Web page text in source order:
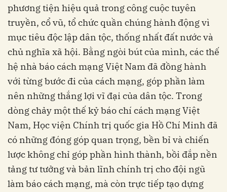
phương tiện hiệu quả trong công cuộc tuyên
truyền, cổ vũ, tổ chức quần chúng hành động vì
mục tiêu độc lập dân tộc, thống nhất đất nước và
chủ nghĩa xã hội. Bằng ngòi bút của mình, các thế
hệ nhà báo cách mạng Việt Nam đã đồng hành
với từng bước đi của cách mạng, góp phần làm
nên những thắng lợi vĩ đại của dân tộc. Trong
dòng chảy một thế kỷ báo chí cách mạng Việt
Nam, Học viện Chính trị quốc gia Hồ Chí Minh đã
có những đóng góp quan trọng, bền bỉ và chiến
lược không chỉ góp phần hình thành, bồi đắp nền
tảng tư tưởng và bản lĩnh chính trị cho đội ngũ
làm báo cách mạng, mà còn trực tiếp tạo dựng